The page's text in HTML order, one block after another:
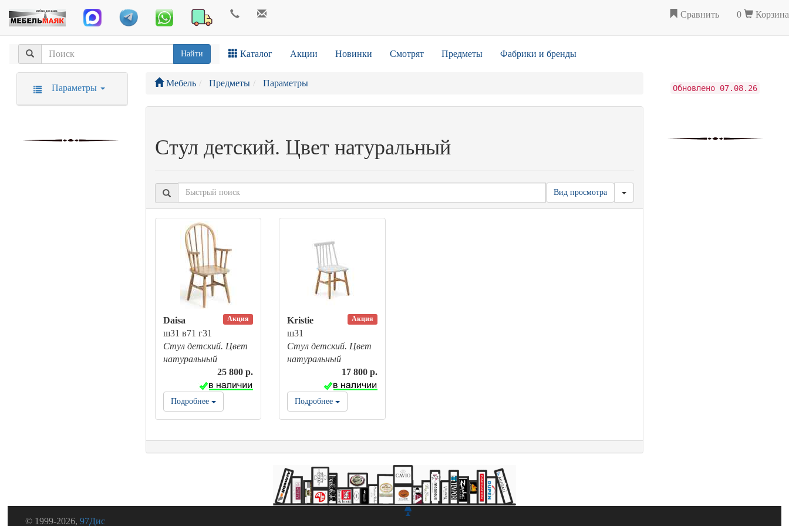
Сравнить 0 Корзина
Найти Каталог Акции Новинки Смотрят Предметы Фабрики и бренды
Мебель Предметы Параметры
Стул детский. Цвет натуральный
Вид просмотра
Акция
Daisa
ш31 в71 г31
Стул детский. Цвет
натуральный
25 800 р.
Подробнее
Акция
Kristie
ш31
Стул детский. Цвет
натуральный
17 800 р.
Подробнее
Параметры Обновлено 07.08.26
© 1999-2026,97Дис